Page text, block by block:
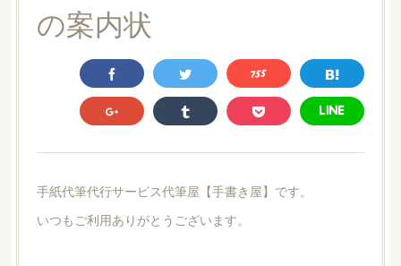
の案内状
手紙代筆代行サービス代筆屋【手書き屋】です。
いつもご利用ありがとうございます。